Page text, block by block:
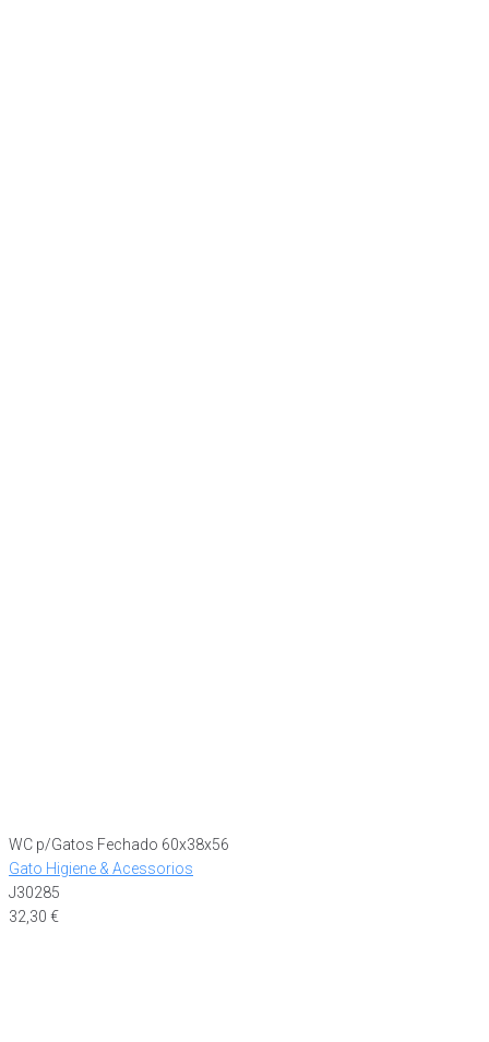
WC p/Gatos Fechado 60x38x56
Gato Higiene & Acessorios
J30285
32,30 €